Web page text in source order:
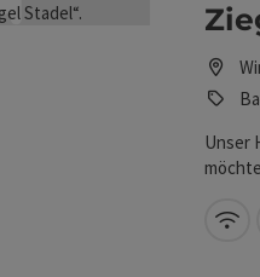
Unser
Wald